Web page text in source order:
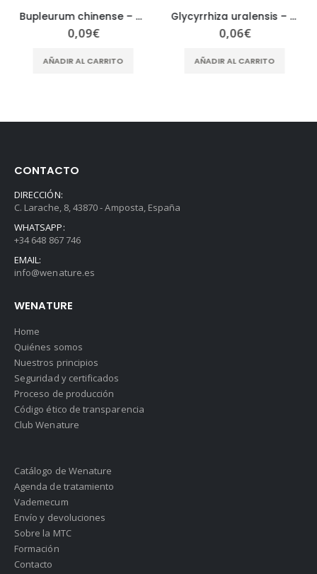
Bupleurum chinense – Radix Bupleuri – CHAI HU
0,09€
AÑADIR AL CARRITO
Glycyrrhiza uralensis – Radix Glycyrrhizae – GAN CAO
0,06€
AÑADIR AL CARRITO
CONTACTO
DIRECCIÓN:
C. Larache, 8, 43870 - Amposta, España
WHATSAPP:
+34 648 867 746
EMAIL:
info@wenature.es
WENATURE
Home
Quiénes somos
Nuestros principios
Seguridad y certificados
Proceso de producción
Código ético de transparencia
Club Wenature
Catálogo de Wenature
Agenda de tratamiento
Vademecum
Envío y devoluciones
Sobre la MTC
Formación
Contacto